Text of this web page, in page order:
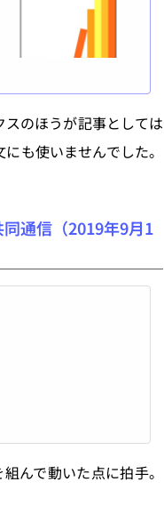
のほうが記事としては
も使いませんでした。
通信（2019年9月1
んで動いた点に拍手。